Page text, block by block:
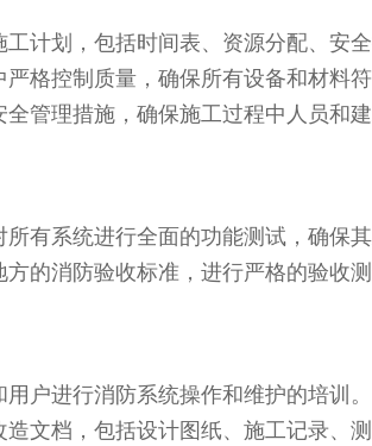
工计划，包括时间表、资源分配、安全
严格控制质量，确保所有设备和材料符
全管理措施，确保施工过程中人员和建
有系统进行全面的功能测试，确保其
的消防验收标准，进行严格的验收测
用户进行消防系统操作和维护的培训。
文档，包括设计图纸、施工记录、测